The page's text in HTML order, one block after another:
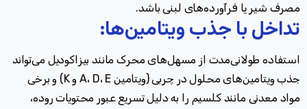
مصرف شیر یا فرآورده‌های لبنی باشد.
تداخل با جذب ویتامین‌ها:
استفاده طولانی‌مدت از مسهل‌های محرک مانند بیزاکودیل می‌تواند
جذب ویتامین‌های محلول در چربی (ویتامین
A، D، E وK) و برخی
مواد معدنی مانند کلسیم را به دلیل تسریع عبور محتویات روده،